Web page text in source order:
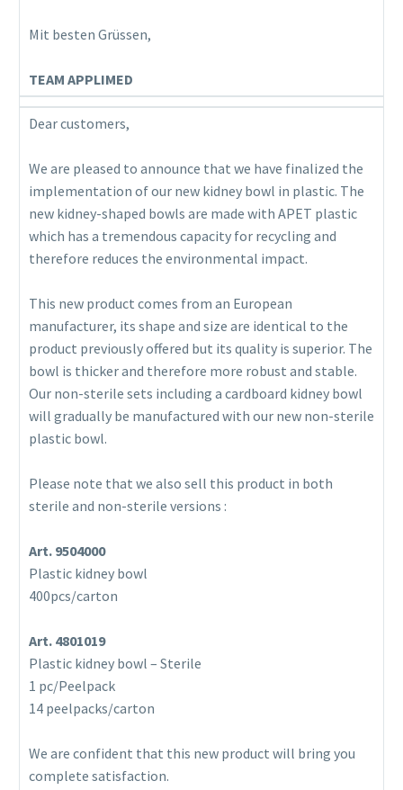
Mit besten Grüssen,
TEAM APPLIMED
Dear customers,
We are pleased to announce that we have finalized the
implementation of our new kidney bowl in plastic. The
new kidney-shaped bowls are made with APET plastic
which has a tremendous capacity for recycling and
therefore reduces the environmental impact.
This new product comes from an European
manufacturer, its shape and size are identical to the
product previously offered but its quality is superior. The
bowl is thicker and therefore more robust and stable.
Our non-sterile sets including a cardboard kidney bowl
will gradually be manufactured with our new non-sterile
plastic bowl.
Please note that we also sell this product in both
sterile and non-sterile versions :
Art. 9504000
Plastic kidney bowl
400pcs/carton
Art. 4801019
Plastic kidney bowl – Sterile
1 pc/Peelpack
14 peelpacks/carton
We are confident that this new product will bring you
complete satisfaction.